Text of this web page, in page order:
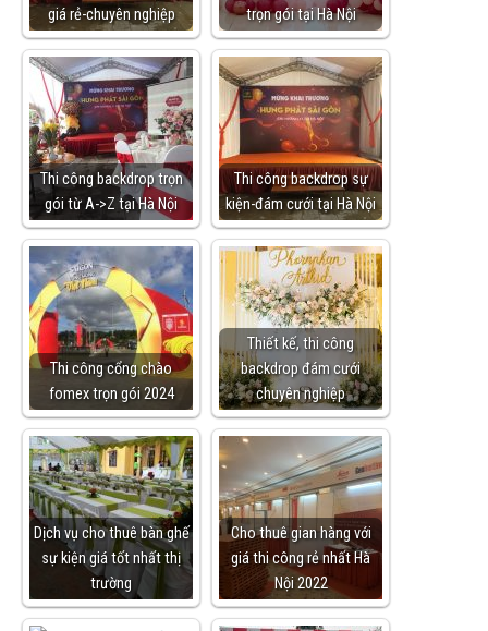
giá rẻ-chuyên nghiệp
trọn gói tại Hà Nội
Thi công backdrop trọn
gói từ A->Z tại Hà Nội
Thi công backdrop sự
kiện-đám cưới tại Hà Nội
Thi công cổng chào
fomex trọn gói 2024
Thiết kế, thi công
backdrop đám cưới
chuyên nghiệp
Dịch vụ cho thuê bàn ghế
sự kiện giá tốt nhất thị
trường
Cho thuê gian hàng với
giá thi công rẻ nhất Hà
Nội 2022